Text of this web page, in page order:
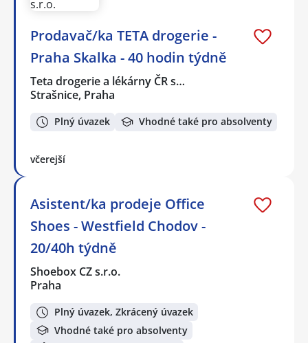
Prodavač/ka TETA drogerie -
Praha Skalka - 40 hodin týdně
Teta drogerie a lékárny ČR s…
Strašnice, Praha
Plný úvazek Vhodné také pro absolventy
včerejší
Asistent/ka prodeje Office
Shoes - Westfield Chodov -
20/40h týdně
Shoebox CZ s.r.o.
Praha
Plný úvazek, Zkrácený úvazek
Vhodné také pro absolventy